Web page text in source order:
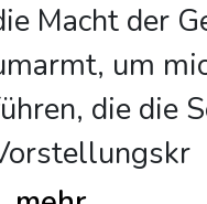
Macht der
um
die die